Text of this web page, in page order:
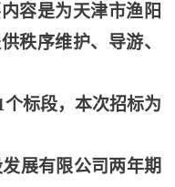
容是为天津市渔阳
秩序维护、导游、
个标段，本次招标为
展有限公司两年期